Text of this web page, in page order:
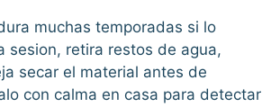
muchas temporadas si lo
sesion, retira restos de agua,
secar el material antes de
con calma en casa para detectar